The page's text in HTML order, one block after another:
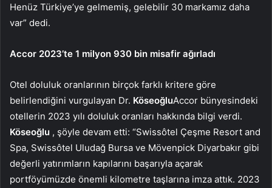
Henüz Türkiye’ye gelmemiş, gelebilir 30 markamız daha
var” dedi.
Accor 2023’te 1 milyon 930 bin misafir ağırladı
Otel doluluk oranlarının birçok farklı kritere göre
belirlendiğini vurgulayan Dr. KöseoğluAccor bünyesindeki
otellerin 2023 yılı doluluk oranları hakkında bilgi verdi.
Köseoğlu , şöyle devam etti: “Swissôtel Çeşme Resort and
Spa, Swissôtel Uludağ Bursa ve Mövenpick Diyarbakır gibi
değerli yatırımların kapılarını başarıyla açarak
portföyümüzde önemli kilometre taşlarına imza attık. 2023